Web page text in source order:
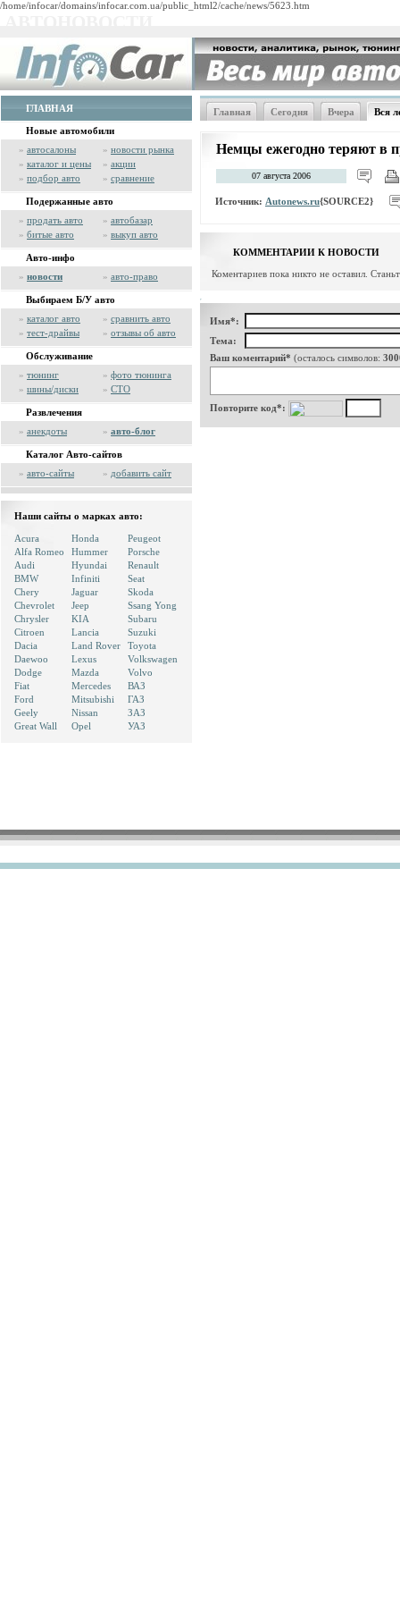
/home/infocar/domains/infocar.com.ua/public_html2/cache/news/5623.htm
ГЛАВНАЯ
Новые автомобили
» автосалоны » новости рынка
» каталог и цены » акции
» подбор авто » сравнение
Подержанные авто
» продать авто » автобазар
» битые авто » выкуп авто
Авто-инфо
» новости » авто-право
Выбираем Б/У авто
» каталог авто » сравнить авто
» тест-драйвы » отзывы об авто
Обслуживание
» тюнинг » фото тюнинга
» шины/диски » СТО
Развлечения
» анекдоты » авто-блог
Каталог Авто-сайтов
» авто-сайты » добавить сайт
Наши сайты о марках авто:
Acura
Alfa Romeo
Audi
BMW
Chery
Chevrolet
Chrysler
Citroen
Dacia
Daewoo
Dodge
Fiat
Ford
Geely
Great Wall
Honda
Hummer
Hyundai
Infiniti
Jaguar
Jeep
KIA
Lancia
Land Rover
Lexus
Mazda
Mercedes
Mitsubishi
Nissan
Opel
Peugeot
Porsche
Renault
Seat
Skoda
Ssang Yong
Subaru
Suzuki
Toyota
Volkswagen
Volvo
ВАЗ
ГАЗ
ЗАЗ
УАЗ
Главная Сегодня Вчера Вся
Немцы ежегодно теряют в
07 августа 2006
Источник: Autonews.ru{SOURCE2}
КОММЕНТАРИИ К НОВОСТИ
Коментариев пока никто не оставил.
Имя*:
Тема:
Ваш коментарий* (осталось символов:
Повторите код*: